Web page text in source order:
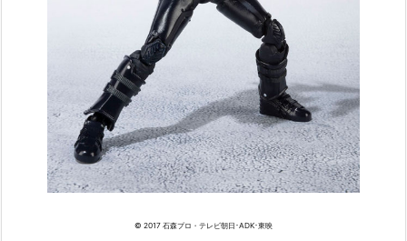
© 2017 石森プロ・テレビ朝日･ADK･東映